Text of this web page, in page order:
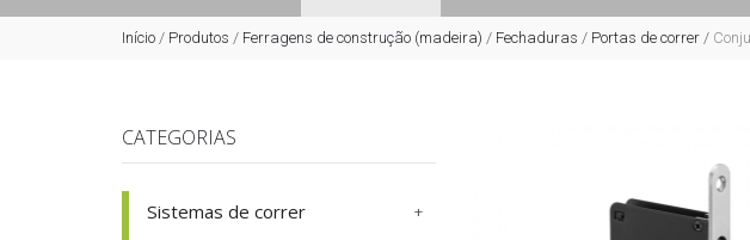
Início / Produtos / Ferragens de construção (madeira) / Fechaduras / Portas de correr /
CATEGORIAS
Sistemas de correr